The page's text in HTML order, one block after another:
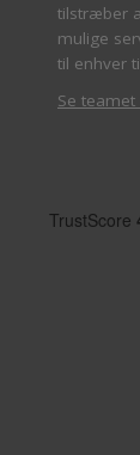
tilstræber
mulige
til enhver
Se teamet